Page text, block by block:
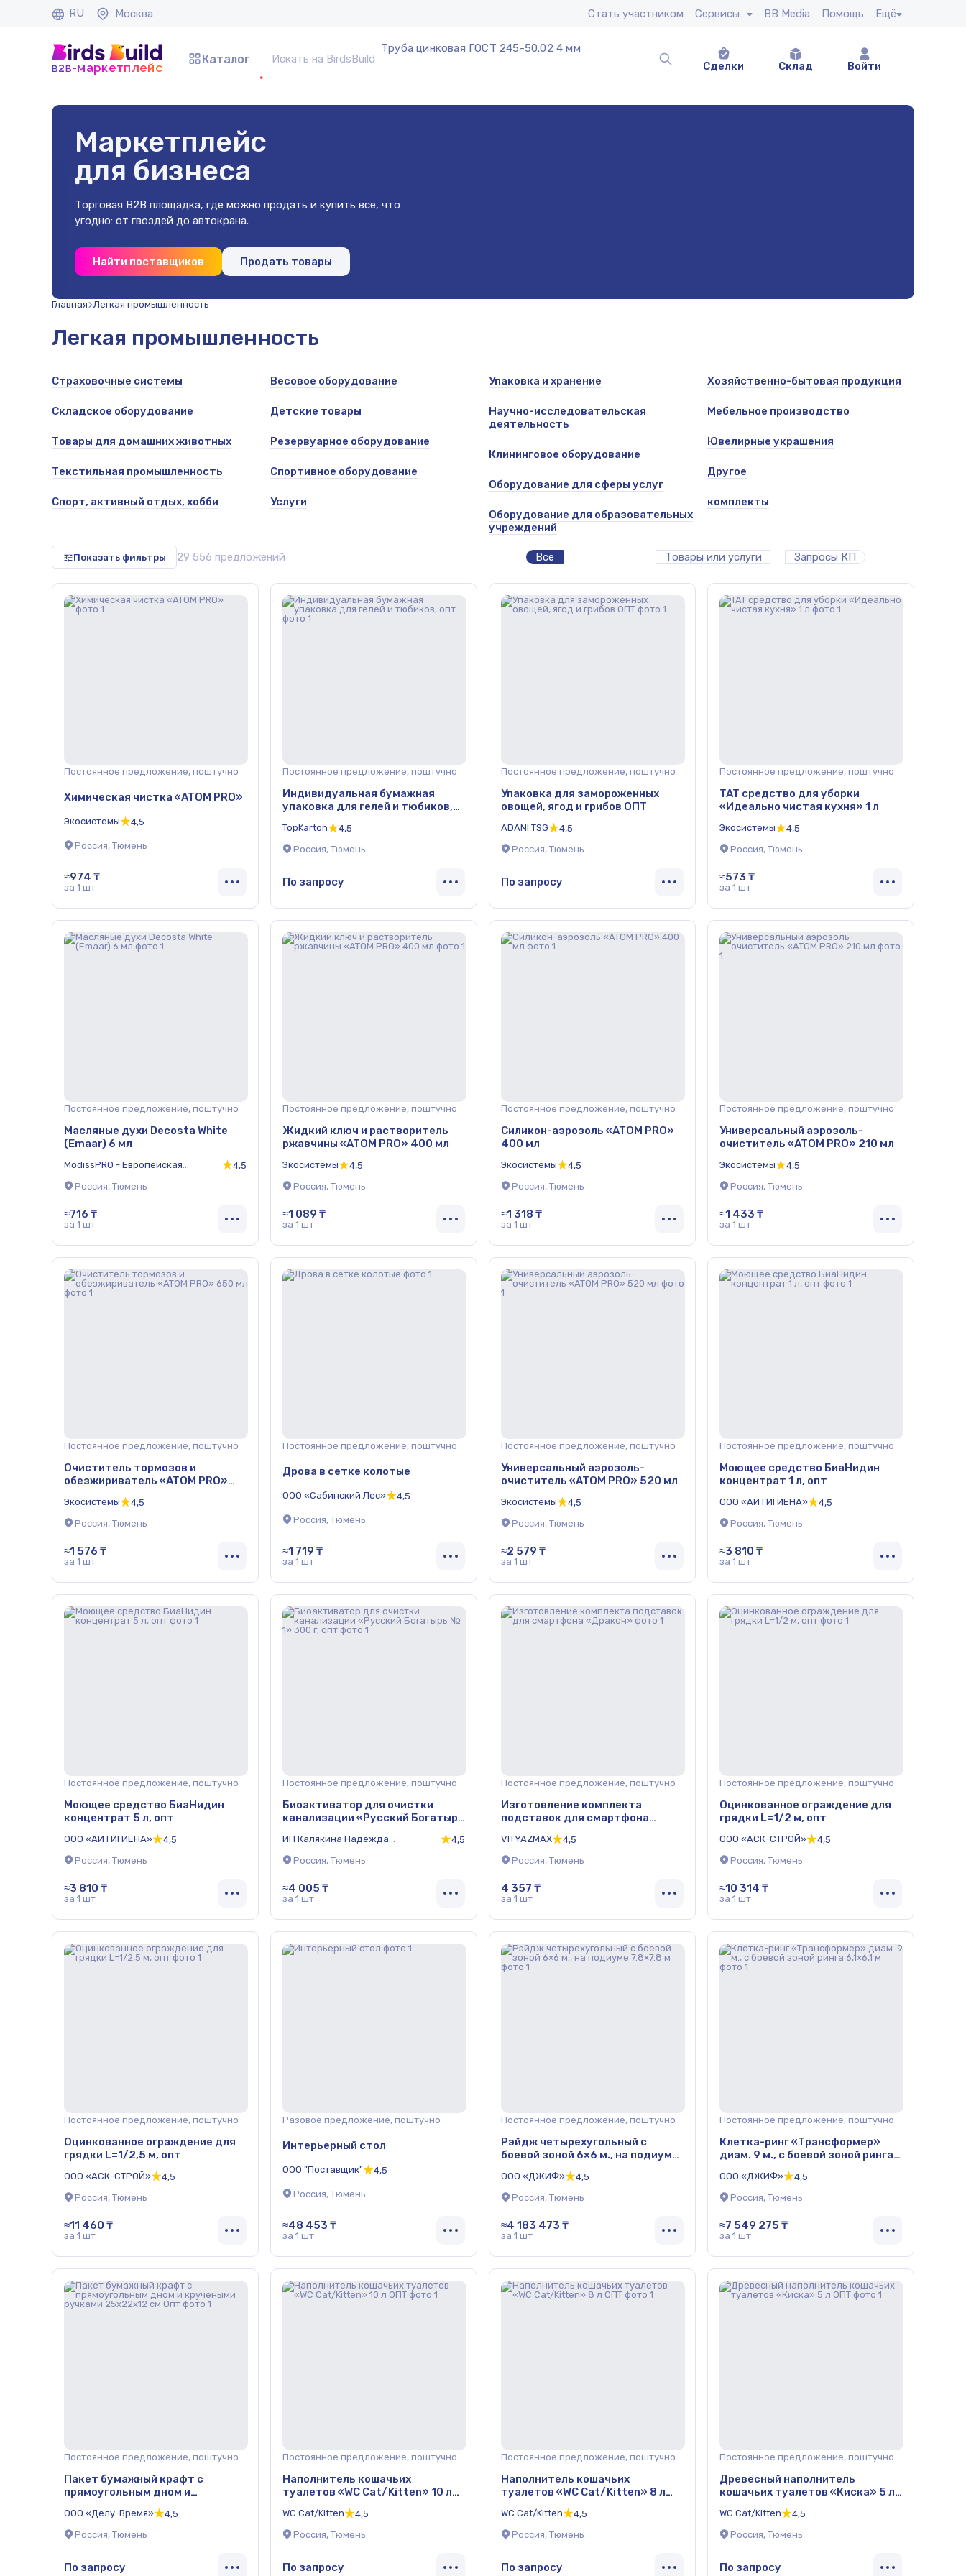
RU Москва Стать участником Сервисы BB Media Помощь Ещё
b2b-маркетплейс
Каталог
Труба цинковая ГОСТ 245-50.02 4 мм
Сделки
Склад Войти
Маркетплейс
для бизнеса
Торговая B2B площадка, где можно продать и купить всё, что
угодно: от гвоздей до автокрана.
Найти поставщиков Продать товары
Главная Легкая промышленность
Легкая промышленность
Страховочные системы
Складское оборудование
Товары для домашних животных
Текстильная промышленность
Спорт, активный отдых, хобби
Весовое оборудование
Детские товары
Резервуарное оборудование
Спортивное оборудование
Услуги
Упаковка и хранение
Научно-исследовательская
деятельность
Клининговое оборудование
Оборудование для сферы услуг
Оборудование для образовательных
учреждений
Хозяйственно-бытовая продукция
Мебельное производство
Ювелирные украшения
Другое
комплекты
Показать фильтры 29 556 предложений Все Товары или услуги Запросы КП
Постоянное предложение, поштучно
Химическая чистка «ATOM PRO»
Экосистемы 4,5
Россия, Тюмень
≈974 ₸
за 1 шт
Постоянное предложение, поштучно
Индивидуальная бумажная
упаковка для гелей и тюбиков,
TopKarton
4,5
Россия, Тюмень
По запросу
Постоянное предложение, поштучно
Упаковка для замороженных
овощей, ягод и грибов ОПТ
ADANI TSG
4,5
Россия, Тюмень
По запросу
Постоянное предложение, поштучно
TAT средство для уборки
«Идеально чистая кухня» 1 л
Экосистемы
4,5
Россия, Тюмень
≈573 ₸
за 1 шт
Постоянное предложение, поштучно
Масляные духи Decosta White
(Emaar) 6 мл
ModissPRO - Европейская
Оптом
4,5
Россия, Тюмень
≈716 ₸
за 1 шт
Постоянное предложение, поштучно
Жидкий ключ и растворитель
ржавчины «ATOM PRO» 400 мл
Экосистемы
4,5
Россия, Тюмень
≈1 089 ₸
за 1 шт
Постоянное предложение, поштучно
Силикон-аэрозоль «ATOM PRO»
400 мл
Экосистемы
4,5
Россия, Тюмень
≈1 318 ₸
за 1 шт
Постоянное предложение, поштучно
Универсальный аэрозоль-
очиститель «ATOM PRO» 210 мл
Экосистемы
4,5
Россия, Тюмень
≈1 433 ₸
за 1 шт
Постоянное предложение, поштучно
Очиститель тормозов и
обезжириватель «ATOM PRO»
Экосистемы
4,5
Россия, Тюмень
≈1 576 ₸
за 1 шт
Постоянное предложение, поштучно
Дрова в сетке колотые
ООО «Сабинский Лес» 4,5
Россия, Тюмень
≈1 719 ₸
за 1 шт
Постоянное предложение, поштучно
Универсальный аэрозоль-
очиститель «ATOM PRO» 520 мл
Экосистемы
4,5
Россия, Тюмень
≈2 579 ₸
за 1 шт
Постоянное предложение, поштучно
Моющее средство БиаНидин
концентрат 1 л, опт
ООО «АИ ГИГИЕНА»
4,5
Россия, Тюмень
≈3 810 ₸
за 1 шт
Постоянное предложение, поштучно
Моющее средство БиаНидин
концентрат 5 л, опт
ООО «АИ ГИГИЕНА»
4,5
Россия, Тюмень
≈3 810 ₸
за 1 шт
Постоянное предложение, поштучно
Биоактиватор для очистки
канализации «Русский Богатырь
ИП Калякина Надежда
4,5
Россия, Тюмень
≈4 005 ₸
за 1 шт
Постоянное предложение, поштучно
Изготовление комплекта
подставок для смартфона
VITYAZMAX
4,5
Россия, Тюмень
4 357 ₸
за 1 шт
Постоянное предложение, поштучно
Оцинкованное ограждение для
грядки L=1/2 м, опт
ООО «АСК-СТРОЙ»
4,5
Россия, Тюмень
≈10 314 ₸
за 1 шт
Постоянное предложение, поштучно
Оцинкованное ограждение для
грядки L=1/2,5 м, опт
ООО «АСК-СТРОЙ»
4,5
Россия, Тюмень
≈11 460 ₸
за 1 шт
Разовое предложение, поштучно
Интерьерный стол
ООО "Поставщик" 4,5
Россия, Тюмень
≈48 453 ₸
за 1 шт
Постоянное предложение, поштучно
Рэйдж четырехугольный с
боевой зоной 6×6 м., на подиуме
ООО «ДЖИФ»
4,5
Россия, Тюмень
≈4 183 473 ₸
за 1 шт
Постоянное предложение, поштучно
Клетка-ринг «Трансформер»
диам. 9 м., с боевой зоной ринга
ООО «ДЖИФ»
4,5
Россия, Тюмень
≈7 549 275 ₸
за 1 шт
Постоянное предложение, поштучно
Пакет бумажный крафт с
прямоугольным дном и
Опт
ООО «Делу-Время»
4,5
Россия, Тюмень
По запросу
Постоянное предложение, поштучно
Наполнитель кошачьих
туалетов «WC Cat/Kitten» 10 л
WC Cat/Kitten
4,5
Россия, Тюмень
По запросу
Постоянное предложение, поштучно
Наполнитель кошачьих
туалетов «WC Cat/Kitten» 8 л
WC Cat/Kitten
4,5
Россия, Тюмень
По запросу
Постоянное предложение, поштучно
Древесный наполнитель
кошачьих туалетов «Киска» 5 л
WC Cat/Kitten
4,5
Россия, Тюмень
По запросу